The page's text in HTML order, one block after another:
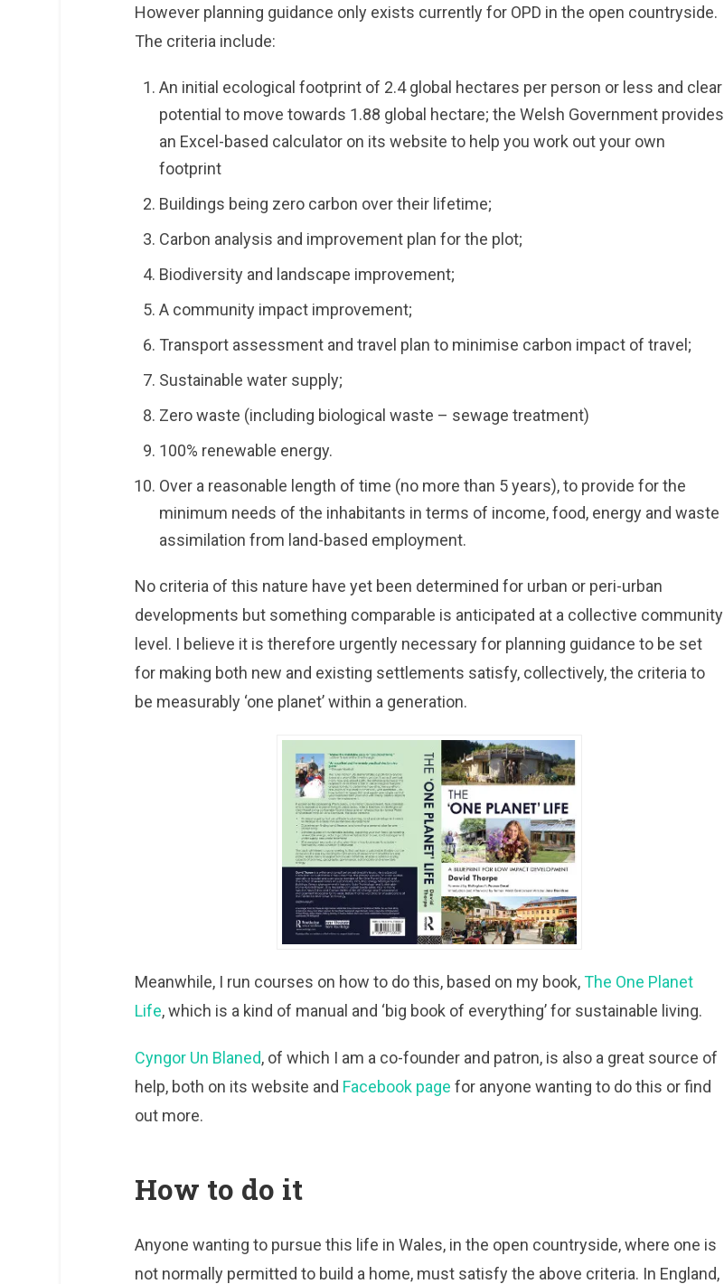
However planning guidance only exists currently for OPD in the open countryside.
The criteria include:
An initial ecological footprint of 2.4 global hectares per person or less and clear
potential to move towards 1.88 global hectare; the Welsh Government provides
an Excel-based calculator on its website to help you work out your own
footprint
Buildings being zero carbon over their lifetime;
Carbon analysis and improvement plan for the plot;
Biodiversity and landscape improvement;
A community impact improvement;
Transport assessment and travel plan to minimise carbon impact of travel;
Sustainable water supply;
Zero waste (including biological waste – sewage treatment)
100% renewable energy.
Over a reasonable length of time (no more than 5 years), to provide for the
minimum needs of the inhabitants in terms of income, food, energy and waste
assimilation from land-based employment.
No criteria of this nature have yet been determined for urban or peri-urban
developments but something comparable is anticipated at a collective community
level. I believe it is therefore urgently necessary for planning guidance to be set
for making both new and existing settlements satisfy, collectively, the criteria to
be measurably ‘one planet’ within a generation.
Meanwhile, I run courses on how to do this, based on my book,The One Planet
Life, which is a kind of manual and ‘big book of everything’ for sustainable living.
Cyngor Un Blaned, of which I am a co-founder and patron, is also a great source of
help, both on its website and Facebook page for anyone wanting to do this or find
out more.
How to do it
Anyone wanting to pursue this life in Wales, in the open countryside, where one is
not normally permitted to build a home, must satisfy the above criteria. In England,